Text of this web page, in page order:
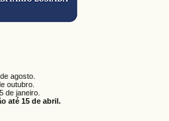
agosto.
outubro.
de janeiro.
até 15 de abril.